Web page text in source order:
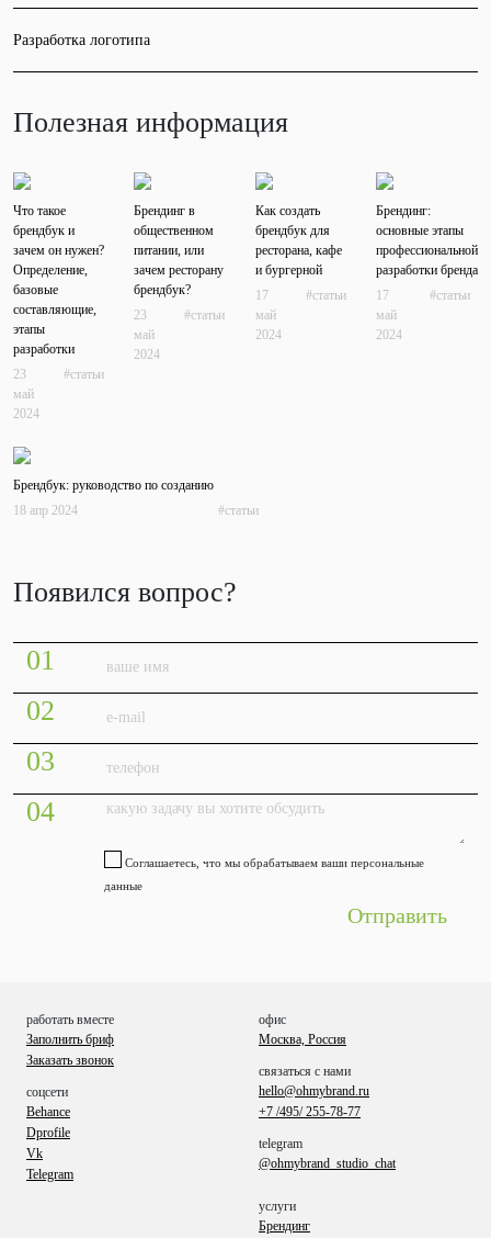
Разработка логотипа
Полезная информация
Что такое
брендбук и
зачем он нужен?
Определение,
базовые
составляющие,
этапы
разработки
23
май
2024
статьи
Брендинг в
общественном
питании, или
зачем ресторану
брендбук?
23
май
2024
статьи
Как создать
брендбук для
ресторана, кафе
и бургерной
17
май
2024
статьи
Брендинг:
основные этапы
профессиональной
разработки бренда
17
май
2024
статьи
Брендбук: руководство по созданию
18 апр 2024
статьи
Появился вопрос?
01
02
03
04
Соглашаетесь, что мы обрабатываем ваши персональные
данные
услуги
Брендинг
офис
Москва, Россия
связаться с нами
hello@ohmybrand.ru
+7 /495/ 255-78-77
telegram
@ohmybrand_studio_chat
работать вместе
Заполнить бриф
Заказать звонок
соцсети
Behance
Dprofile
Vk
Telegram